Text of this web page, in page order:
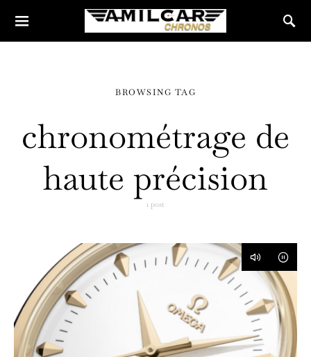
BROWSING TAG
chronométrage de
haute précision
1 post